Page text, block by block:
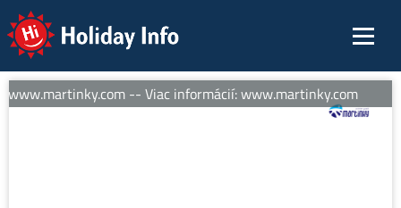
Holiday Info
-- Viac informácií: www.martinky.com